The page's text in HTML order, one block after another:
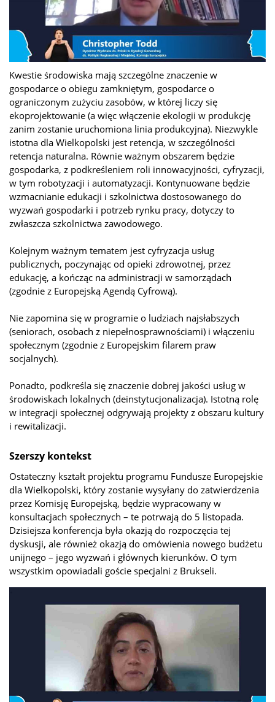
Kwestie środowiska mają szczególne znaczenie w
gospodarce o obiegu zamkniętym, gospodarce o
ograniczonym zużyciu zasobów, w której liczy się
ekoprojektowanie (a więc włączenie ekologii w produkcję
zanim zostanie uruchomiona linia produkcyjna). Niezwykle
istotna dla Wielkopolski jest retencja, w szczególności
retencja naturalna. Równie ważnym obszarem będzie
gospodarka, z podkreśleniem roli innowacyjności, cyfryzacji,
w tym robotyzacji i automatyzacji. Kontynuowane będzie
wzmacnianie edukacji i szkolnictwa dostosowanego do
wyzwań gospodarki i potrzeb rynku pracy, dotyczy to
zwłaszcza szkolnictwa zawodowego.
Kolejnym ważnym tematem jest cyfryzacja usług
publicznych, poczynając od opieki zdrowotnej, przez
edukację, a kończąc na administracji w samorządach
(zgodnie z Europejską Agendą Cyfrową).
Nie zapomina się w programie o ludziach najsłabszych
(seniorach, osobach z niepełnosprawnościami) i włączeniu
społecznym (zgodnie z Europejskim filarem praw
socjalnych).
Ponadto, podkreśla się znaczenie dobrej jakości usług w
środowiskach lokalnych (deinstytucjonalizacja). Istotną rolę
w integracji społecznej odgrywają projekty z obszaru kultury
i rewitalizacji.
Szerszy kontekst
Ostateczny kształt projektu programu Fundusze Europejskie
dla Wielkopolski, który zostanie wysyłany do zatwierdzenia
przez Komisję Europejską, będzie wypracowany w
konsultacjach społecznych – te potrwają do 5 listopada.
Dzisiejsza konferencja była okazją do rozpoczęcia tej
dyskusji, ale również okazją do omówienia nowego budżetu
unijnego – jego wyzwań i głównych kierunków. O tym
wszystkim opowiadali goście specjalni z Brukseli.